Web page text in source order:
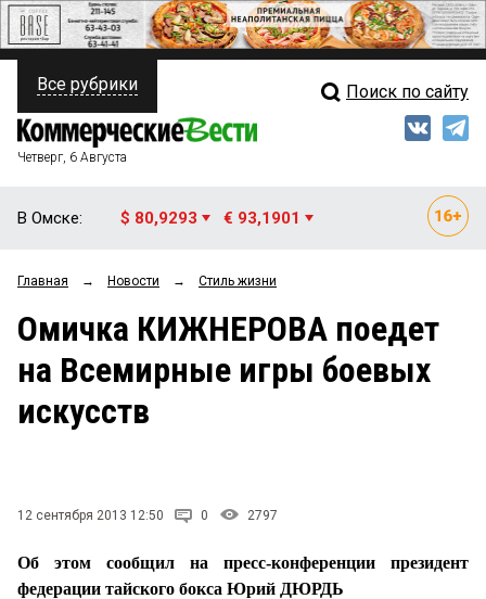
ПОЛИТИКА
ФИНАНСЫ
ОБЩЕСТВО
ЗАКОН
НОВОСТИ КОМПАНИЙ
Свежий выпуск
Рейтинги
Блоги
Все рубрики Поиск по сайту
Четверг, 6 Августа
В Омске: $ 80,9293 € 93,1901
Главная → Новости → Стиль жизни
Омичка КИЖНЕРОВА поедет
на Всемирные игры боевых
искусств
12 сентября 2013 12:50 0 2797
Об этом сообщил на пресс-конференции президент
федерации тайского бокса Юрий ДЮРДЬ